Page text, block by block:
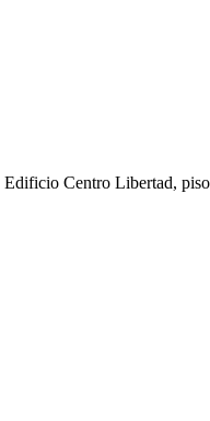
Edificio Centro Libertad, piso